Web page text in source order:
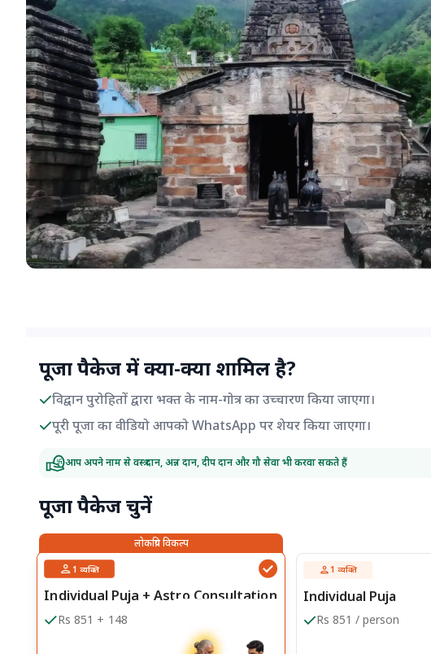
पूजा पैकेज में क्या-क्या शामिल है?
विद्वान पुरोहितों द्वारा भक्त के नाम-गोत्र का उच्चारण किया जाएगा।
पूरी पूजा का वीडियो आपको WhatsApp पर शेयर किया जाएगा।
आप अपने नाम से वस्त्र दान, अन्न दान, दीप दान और गौ सेवा भी करवा सकते हैं
पूजा पैकेज चुनें
लोकप्रिय विकल्प
1 व्यक्ति
Individual Puja + Astro Consultation
Rs 851 + 148
1 व्यक्ति
Individual Puja
Rs 851 / person